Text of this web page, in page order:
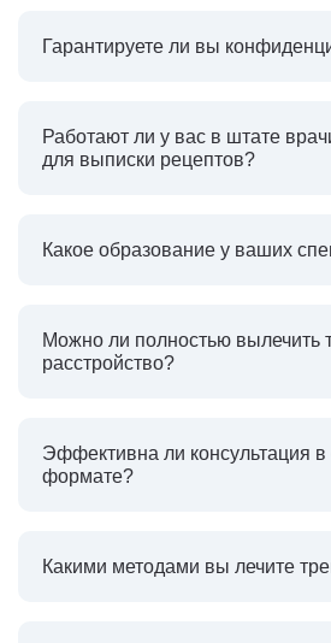
Гарантируете ли вы
Работают ли у вас в штате
для выписки рецептов?
Какое образование у ваших
Можно ли полностью вылечить
расстройство?
Эффективна ли консультация
формате?
Какими методами вы лечите